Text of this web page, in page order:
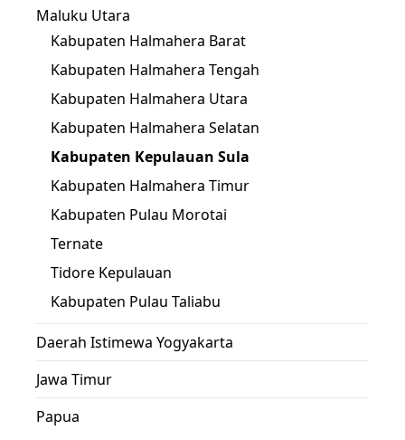
Maluku Utara
Kabupaten Halmahera Barat
Kabupaten Halmahera Tengah
Kabupaten Halmahera Utara
Kabupaten Halmahera Selatan
Kabupaten Kepulauan Sula
Kabupaten Halmahera Timur
Kabupaten Pulau Morotai
Ternate
Tidore Kepulauan
Kabupaten Pulau Taliabu
Daerah Istimewa Yogyakarta
Jawa Timur
Papua